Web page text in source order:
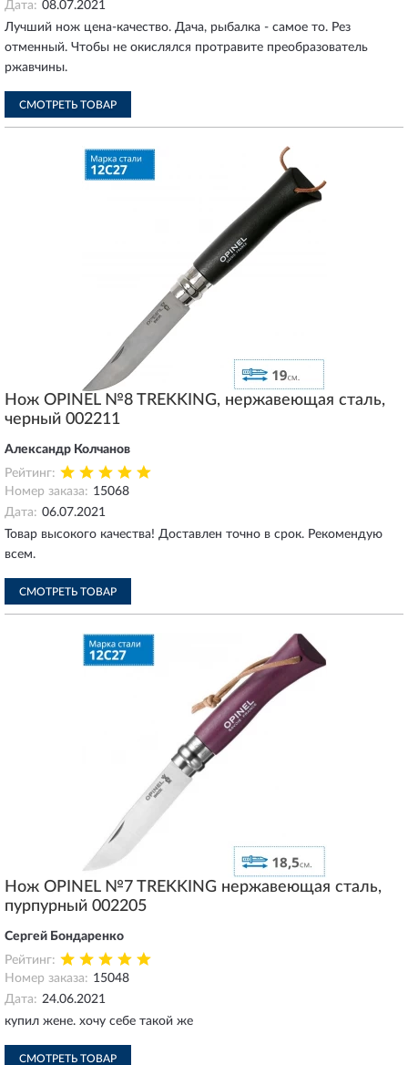
Дата: 08.07.2021
Лучший нож цена-качество. Дача, рыбалка - самое то. Рез
отменный. Чтобы не окислялся протравите преобразователь
ржавчины.
СМОТРЕТЬ ТОВАР
Нож OPINEL №8 TREKKING, нержавеющая сталь,
черный 002211
Александр Колчанов
Рейтинг:
Номер заказа: 15068
Дата: 06.07.2021
Товар высокого качества! Доставлен точно в срок. Рекомендую
всем.
СМОТРЕТЬ ТОВАР
Нож OPINEL №7 TREKKING нержавеющая сталь,
пурпурный 002205
Сергей Бондаренко
Рейтинг:
Номер заказа: 15048
Дата: 24.06.2021
купил жене. хочу себе такой же
СМОТРЕТЬ ТОВАР